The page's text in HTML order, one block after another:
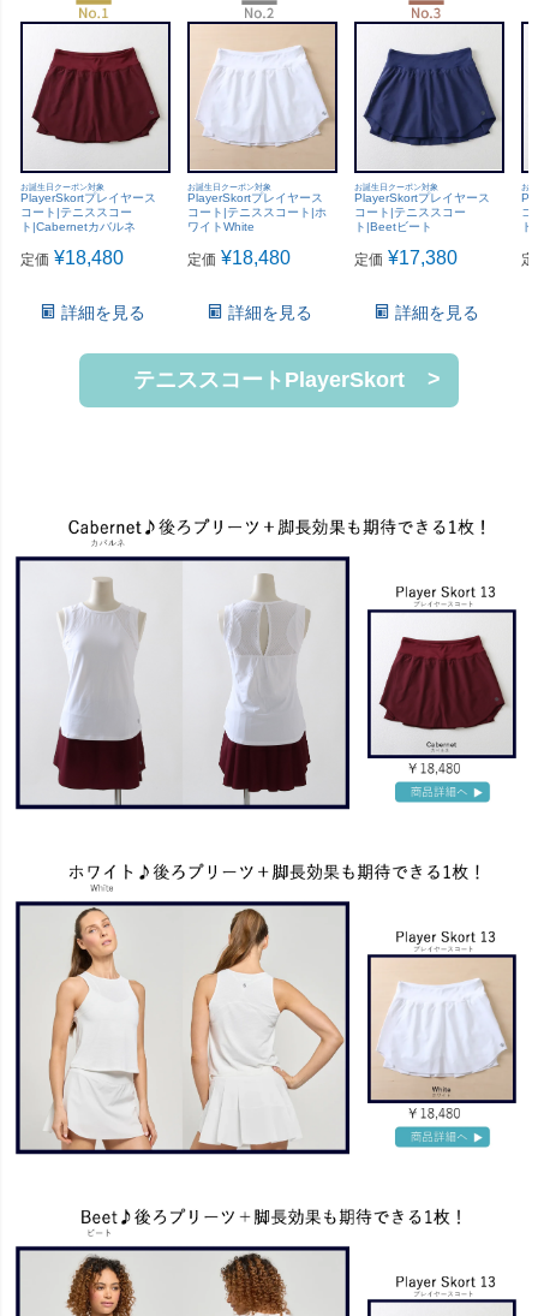
お誕生日クーポン対象
PlayerSkortプレイヤース
コート|テニススコー
ト|Cabernetカバルネ
定価 ¥18,480
詳細を見る
お誕生日クーポン対象
PlayerSkortプレイヤース
コート|テニススコート|ホ
ワイトWhite
定価 ¥18,480
詳細を見る
お誕生日クーポン対象
PlayerSkortプレイヤース
コート|テニススコー
ト|Beetビート
定価 ¥17,380
詳細を見る
お
コ
テニススコートPlayerSkort